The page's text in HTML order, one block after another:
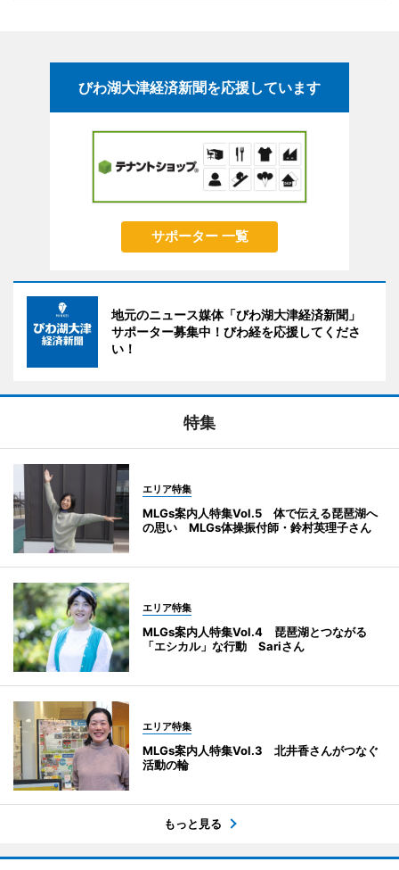
びわ湖大津経済新聞を応援しています
サポーター 一覧
地元のニュース媒体「びわ湖大津経済新聞」
サポーター募集中！びわ経を応援してくださ
い！
特集
エリア特集
MLGs案内人特集Vol.5 体で伝える琵琶湖へ
の思い MLGs体操振付師・鈴村英理子さん
エリア特集
MLGs案内人特集Vol.4 琵琶湖とつながる
「エシカル」な行動 Sariさん
エリア特集
MLGs案内人特集Vol.3 北井香さんがつなぐ
活動の輪
もっと見る